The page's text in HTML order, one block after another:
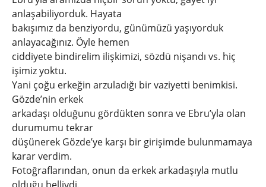
anlaşabiliyorduk. Hayata
bakışımız da benziyordu, günümüzü yaşıyorduk
anlayacağınız. Öyle hemen
ciddiyete bindirelim ilişkimizi, sözdü nişandı vs. hiç
işimiz yoktu.
Yani çoğu erkeğin arzuladığı bir vaziyetti benimkisi.
Gözde’nin erkek
arkadaşı olduğunu gördükten sonra ve Ebru’yla olan
durumumu tekrar
düşünerek Gözde’ye karşı bir girişimde bulunmamaya
karar verdim.
Fotoğraflarından, onun da erkek arkadaşıyla mutlu